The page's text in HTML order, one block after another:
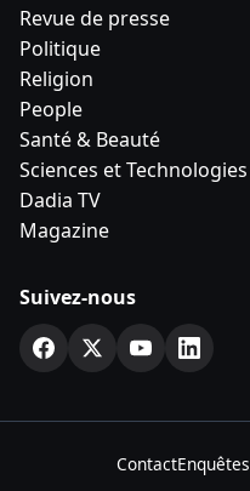
Revue de presse
Politique
Religion
People
Santé & Beauté
Sciences et Technologies
Dadia TV
Magazine
Suivez-nous
ContactEnquêtes